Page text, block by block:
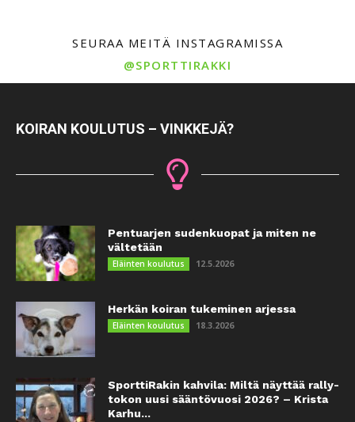
SEURAA MEITÄ INSTAGRAMISSA
@SPORTTIRAKKI
KOIRAN KOULUTUS – VINKKEJÄ?
Pentuarjen sudenkuopat ja miten ne
vältetään
Eläinten koulutus 12.5.2026
Herkän koiran tukeminen arjessa
Eläinten koulutus 18.3.2026
SporttiRakin kahvila: Miltä näyttää rally-
tokon uusi sääntövuosi 2026? – Krista
Karhu...